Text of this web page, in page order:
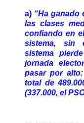
a) “Ha ganado
las clases
confiando en
sistema, sin
sistema
jornada
pasar por
total de
(337.000, el